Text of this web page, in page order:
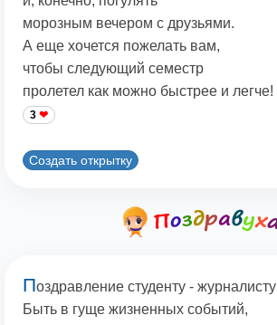
морозным вечером с друзьями.
А еще хочется пожелать вам,
чтобы следующий семестр
пролетел как можно быстрее и легче!
3
Создать открытку
Поздравление студенту - журналисту
Быть в гуще жизненных событий,